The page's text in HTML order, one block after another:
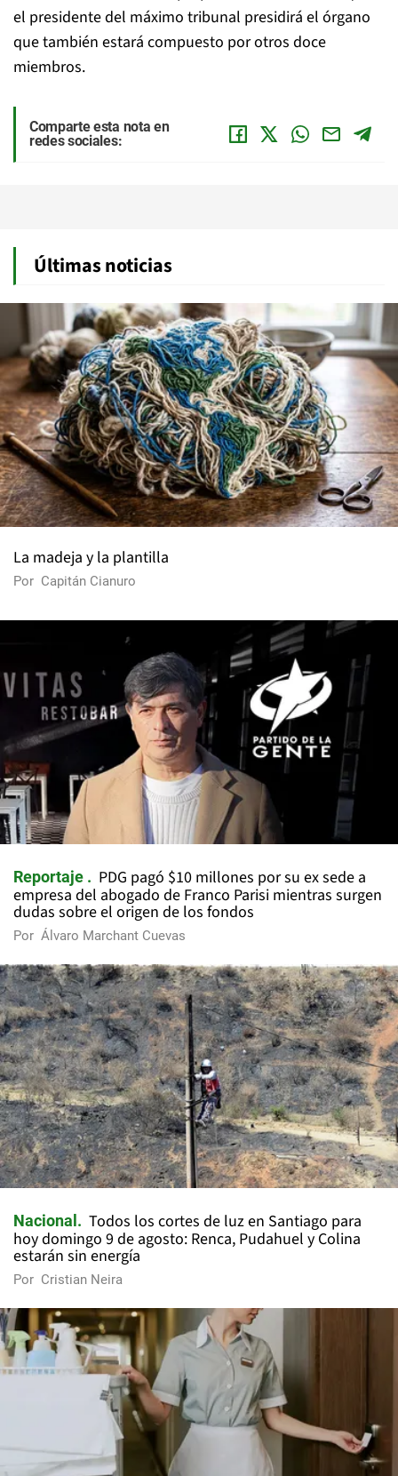
el presidente del máximo tribunal presidirá el órgano
que también estará compuesto por otros doce
miembros.
Comparte esta nota en
redes sociales:
Últimas noticias
La madeja y la plantilla
Por Capitán Cianuro
Reportaje
PDG pagó $10 millones por su ex sede a
empresa del abogado de Franco Parisi mientras surgen
dudas sobre el origen de los fondos
Por Álvaro Marchant Cuevas
Nacional
Todos los cortes de luz en Santiago para
hoy domingo 9 de agosto: Renca, Pudahuel y Colina
estarán sin energía
Por Cristian Neira